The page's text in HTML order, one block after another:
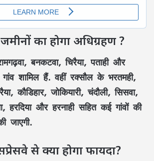
का होगा अधिग्रहण ?
बनकटवा, चिरैया, पताही और
शामिल हैं. वहीं रक्सौल के भरतमही,
कौडिहार, जोकियारी, चंदौली, सिसवा,
हरदिया और हरनाही सहित कई गांवों की
जाएगी.
से क्या होगा फायदा?